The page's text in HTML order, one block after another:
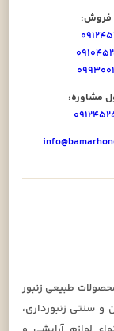
فروش:
مشاوره:
طبیعی زنبور
سنتی زنبورداری،